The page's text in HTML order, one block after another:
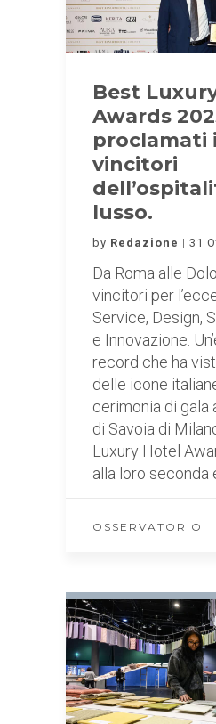
Best
Awards
proclamati i
vincitori
lusso.
by Redazione 31
Da Roma alle
vincitori per
Service, Design,
e Innovazione.
record che ha
delle icone
cerimonia di gala
di Savoia di
Luxury Hotel
alla loro seconda
OSSERVATORIO